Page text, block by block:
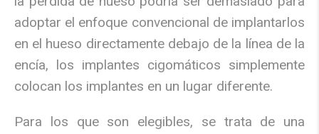
adoptar el enfoque convencional de implantarlos
en el hueso directamente debajo de la línea de la
encía, los implantes cigomáticos simplemente
colocan los implantes en un lugar diferente.
Para los que son elegibles, se trata de una